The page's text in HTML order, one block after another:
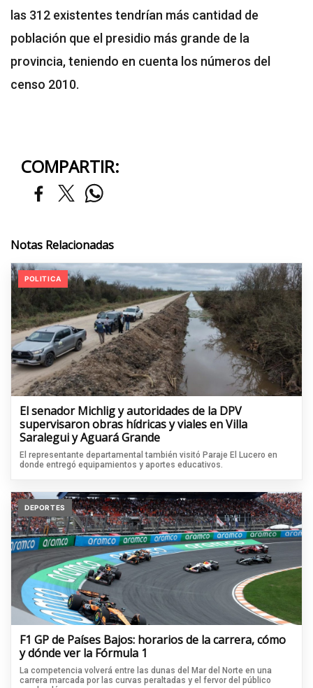
las 312 existentes tendrían más cantidad de
población que el presidio más grande de la
provincia, teniendo en cuenta los números del
censo 2010.
COMPARTIR:
Notas Relacionadas
POLITICA
El senador Michlig y autoridades de la DPV
supervisaron obras hídricas y viales en Villa
Saralegui y Aguará Grande
El representante departamental también visitó Paraje El Lucero en
donde entregó equipamientos y aportes educativos.
DEPORTES
F1 GP de Países Bajos: horarios de la carrera, cómo
y dónde ver la Fórmula 1
La competencia volverá entre las dunas del Mar del Norte en una
carrera marcada por las curvas peraltadas y el fervor del público